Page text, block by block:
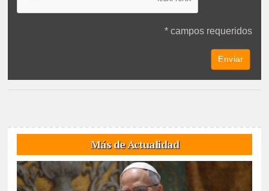
* campos requeridos
Más de Actualidad